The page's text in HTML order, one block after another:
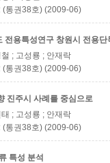
(통권38호) (2009-06)
전용특성연구 창원시 전용
; 고성룡 ; 안재락
(통권38호) (2009-06)
진주시 사례를 중심으로
; 고성룡 ; 안재락
(통권38호) (2009-06)
특성 분석